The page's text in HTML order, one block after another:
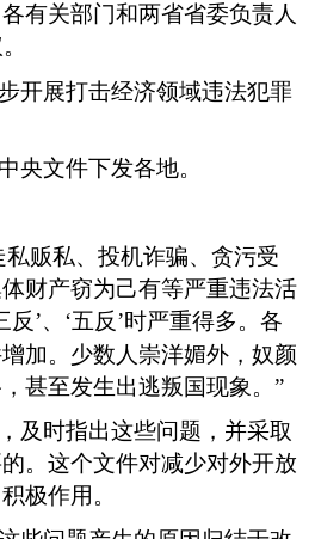
有关部门和两省省委负责人
开展打击经济领域违法犯罪
央文件下发各地。
私贩私、投机诈骗、贪污受
财产窃为己有等严重违法活
反’、‘五反’时严重得多。各
加。少数人崇洋媚外，奴颜
甚至发生出逃叛国现象。”
及时指出这些问题，并采取
。这个文件对减少对外开放
极作用。